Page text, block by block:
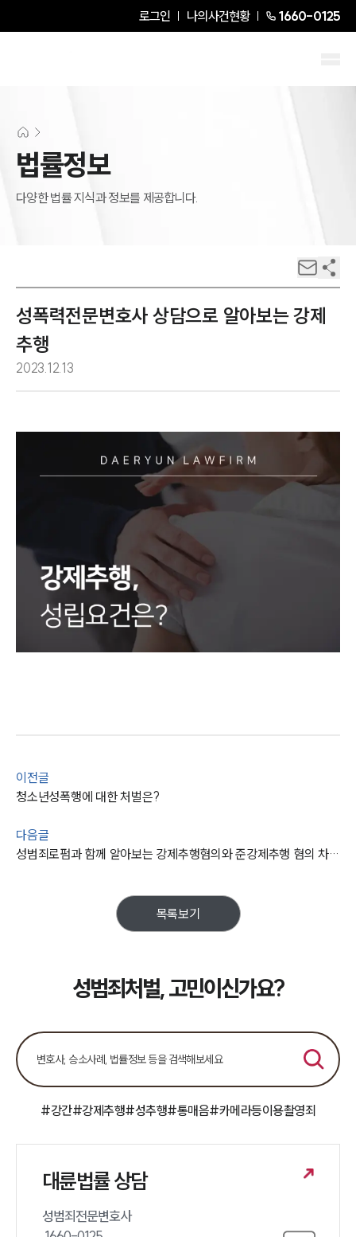
로그인 나의사건현황 1660-0125
팀소개
팀소개
대륜의 강점
오시는 길
글로벌 파트너 로펌
통합검색
법률정보
다양한 법률 지식과 정보를 제공합니다.
성폭력전문변호사 상담으로 알아보는 강제
추행
2023.12.13
이전글
청소년성폭행에 대한 처벌은?
다음글
성범죄로펌과 함께 알아보는 강제추행혐의와 준강제추행 혐의 차이점은?
목록보기
성범죄처벌, 고민이신가요?
#강간#강제추행#성추행#통매음#카메라등이용촬영죄
대륜법률 상담
성범죄전문변호사